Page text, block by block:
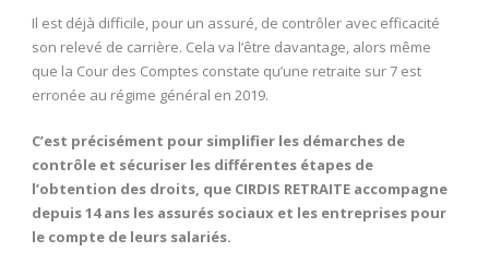
Il est déjà difficile, pour un assuré, de contrôler avec efficacité
son relevé de carrière. Cela va l’être davantage, alors même
que la Cour des Comptes constate qu’une retraite sur 7 est
erronée au régime général en 2019.
C’est précisément pour simplifier les démarches de
contrôle et sécuriser les différentes étapes de
l’obtention des droits, que CIRDIS RETRAITE accompagne
depuis 14 ans les assurés sociaux et les entreprises pour
le compte de leurs salariés.